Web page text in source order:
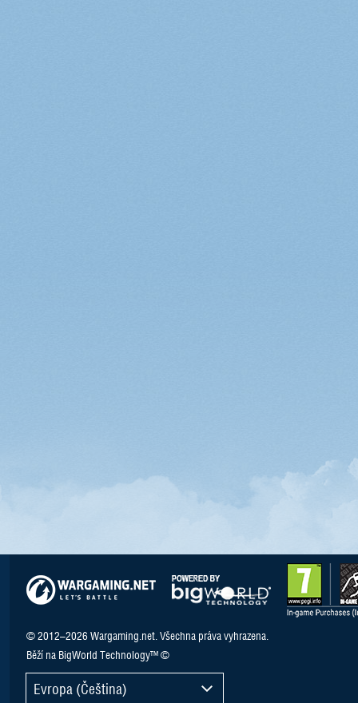
© 2012–2026 Wargaming.net. Všechna práva vyhrazena.
Běží na BigWorld Technology™ ©
Evropa (Čeština)